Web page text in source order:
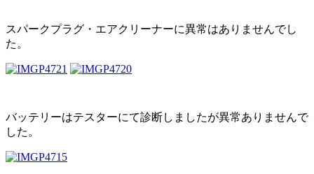
スパークプラグ・エアクリーナーに異常はありませんでし
た。
バッテリーはテスターにて診断しましたが異常ありませんで
した。